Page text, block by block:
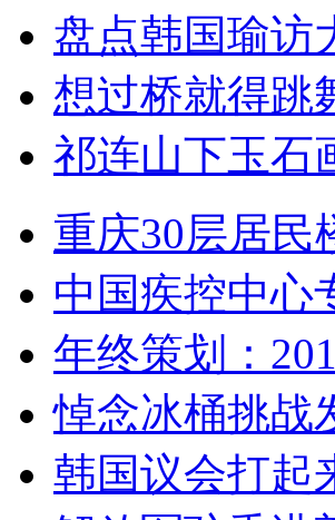
盘点韩国瑜访
想过桥就得跳
祁连山下玉石
重庆30层居
中国疾控中心
年终策划：
悼念冰桶挑战
韩国议会打起